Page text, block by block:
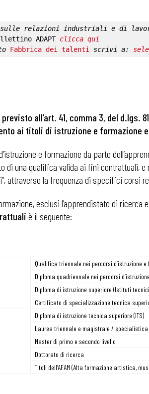
relazioni industriali e di
ADAPT clicca qui
Fabbrica dei talenti scrivi a:
all’art. 41, comma 3, del d.lgs.
ai titoli di istruzione e formazione
e formazione da parte
di una qualifica valida ai fini contrattuali,
attraverso la frequenza di specifici corsi
esclusi l’apprendistato di ricerca
è il seguente:
Qualifica triennale nei percorsi d’istruzione
Diploma quadriennale nei percorsi
Diploma di istruzione superiore (Istituti
Certificato di specializzazione tecnica
Diploma di istruzione tecnica superiore (ITS)
Laurea triennale e magistrale / specialistica
Master di primo e secondo livello
Dottorato di ricerca
Titoli dell’AFAM (Alta formazione artistica,